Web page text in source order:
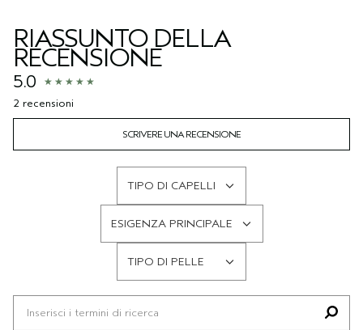
RIASSUNTO DELLA
RECENSIONE
5.0
2 recensioni
SCRIVERE UNA RECENSIONE
TIPO DI CAPELLI
RECENSIONI
PER
TIPO
DI
CAPELLI
ESIGENZA PRINCIPALE
RECENSIONI
PER
ESIGENZA
PRINCIPALE
TIPO DI PELLE